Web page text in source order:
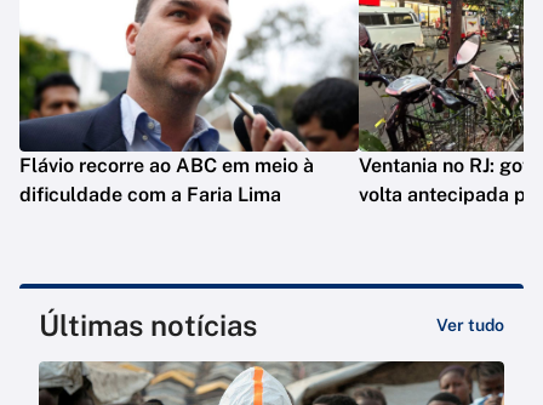
Flávio recorre ao ABC em meio à
dificuldade com a Faria Lima
Ventania no RJ:
volta antecipada
Últimas notícias Ver tudo